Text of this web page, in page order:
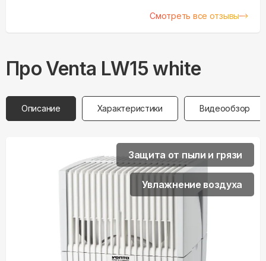
Смотреть все отзывы
Про Venta LW15 white
Описание Характеристики Видеообзор
Защита от пыли и грязи
Увлажнение воздуха